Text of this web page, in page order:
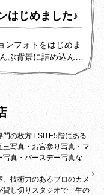
はじめました♪
ンフォトをはじめま
ぶ背景に詰め込んで
一瞬をお写真に収め
の枚方T-SITE5階にある
三写真・お宮参り写真・マ
写真・バースデー写真な
技術力のあるプロのカメ
貸し切りスタジオで一生の